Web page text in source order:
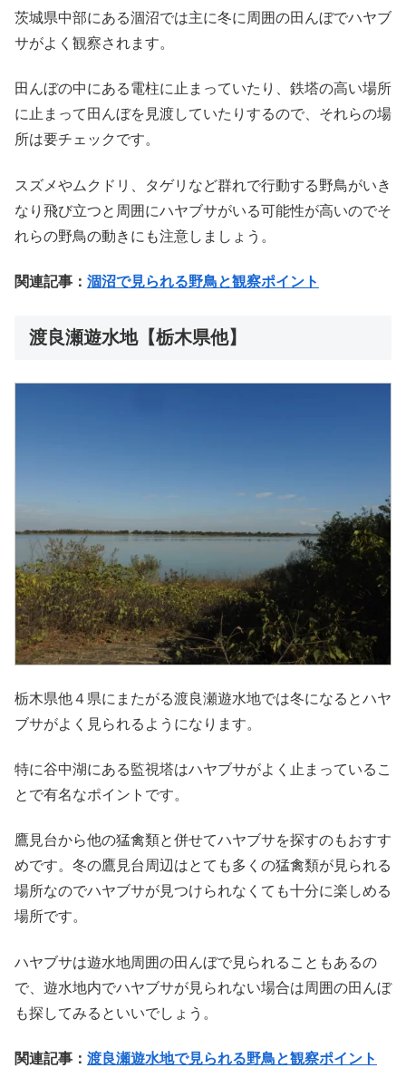
茨城県中部にある涸沼では主に冬に周囲の田んぼでハヤブ
サがよく観察されます。
田んぼの中にある電柱に止まっていたり、鉄塔の高い場所
に止まって田んぼを見渡していたりするので、それらの場
所は要チェックです。
スズメやムクドリ、タゲリなど群れで行動する野鳥がいき
なり飛び立つと周囲にハヤブサがいる可能性が高いのでそ
れらの野鳥の動きにも注意しましょう。
関連記事： 涸沼で見られる野鳥と観察ポイント
渡良瀬遊水地【栃木県他】
栃木県他４県にまたがる渡良瀬遊水地では冬になるとハヤ
ブサがよく見られるようになります。
特に谷中湖にある監視塔はハヤブサがよく止まっているこ
とで有名なポイントです。
鷹見台から他の猛禽類と併せてハヤブサを探すのもおすす
めです。冬の鷹見台周辺はとても多くの猛禽類が見られる
場所なのでハヤブサが見つけられなくても十分に楽しめる
場所です。
ハヤブサは遊水地周囲の田んぼで見られることもあるの
で、遊水地内でハヤブサが見られない場合は周囲の田んぼ
も探してみるといいでしょう。
関連記事： 渡良瀬遊水地で見られる野鳥と観察ポイント